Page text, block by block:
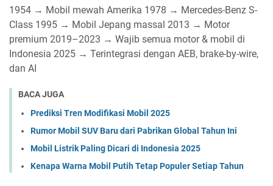
1954 → Mobil mewah Amerika 1978 → Mercedes-Benz S-
Class 1995 → Mobil Jepang massal 2013 → Motor
premium 2019–2023 → Wajib semua motor & mobil di
Indonesia 2025 → Terintegrasi dengan AEB, brake-by-wire,
dan AI
BACA JUGA
Prediksi Tren Modifikasi Mobil 2025
Rumor Mobil SUV Baru dari Pabrikan Global Tahun Ini
Mobil Listrik Paling Dicari di Indonesia 2025
Kenapa Warna Mobil Putih Tetap Populer Setiap Tahun